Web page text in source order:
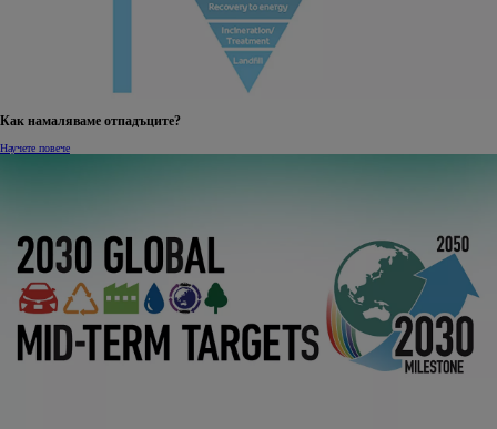
Как намаляваме отпадъците?
Научете повече